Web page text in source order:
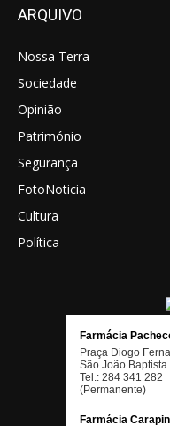
ARQUIVO
Nossa Terra
Sociedade
Opinião
Património
Segurança
FotoNoticia
Cultura
Política